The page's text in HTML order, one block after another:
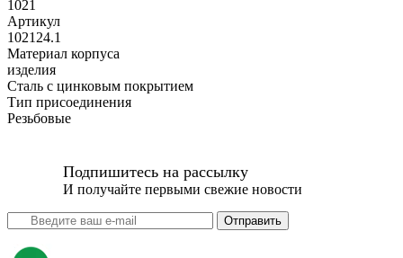
1021
Артикул
102124.1
Материал корпуса
изделия
Сталь с цинковым покрытием
Тип присоединения
Резьбовые
Подпишитесь на рассылку
И получайте первыми свежие новости
Отправить